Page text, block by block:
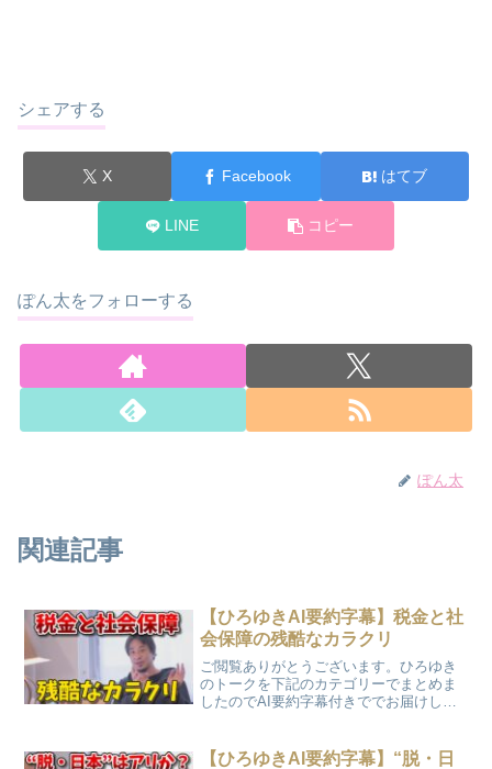
シェアする
X Facebook はてブ
LINE コピー
ぽん太をフォローする
ぽん太
関連記事
【ひろゆきAI要約字幕】税金と社
会保障の残酷なカラクリ
ご閲覧ありがとうございます。ひろゆき
のトークを下記のカテゴリーでまとめま
したのでAI要約字幕付きででお届けしま
【ひろゆきAI要約字幕】“脱・日